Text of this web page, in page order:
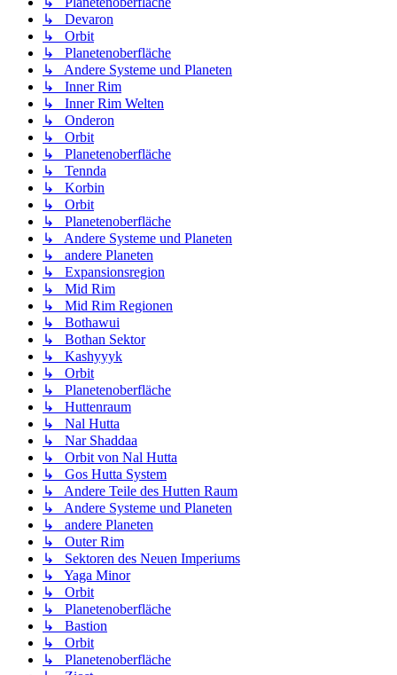
↳ Devaron
↳ Orbit
↳ Planetenoberfläche
↳ Andere Systeme und Planeten
↳ Inner Rim
↳ Inner Rim Welten
↳ Onderon
↳ Orbit
↳ Planetenoberfläche
↳ Tennda
↳ Korbin
↳ Orbit
↳ Planetenoberfläche
↳ Andere Systeme und Planeten
↳ andere Planeten
↳ Expansionsregion
↳ Mid Rim
↳ Mid Rim Regionen
↳ Bothawui
↳ Bothan Sektor
↳ Kashyyyk
↳ Orbit
↳ Planetenoberfläche
↳ Huttenraum
↳ Nal Hutta
↳ Nar Shaddaa
↳ Orbit von Nal Hutta
↳ Gos Hutta System
↳ Andere Teile des Hutten Raum
↳ Andere Systeme und Planeten
↳ andere Planeten
↳ Outer Rim
↳ Sektoren des Neuen Imperiums
↳ Yaga Minor
↳ Orbit
↳ Planetenoberfläche
↳ Bastion
↳ Orbit
↳ Planetenoberfläche